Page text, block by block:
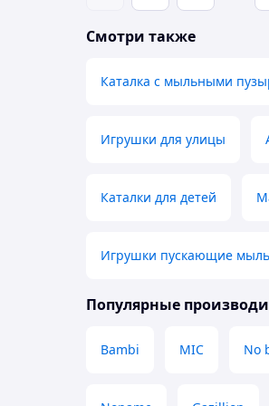
Смотри также
Каталка с мыльными
Игрушки для улицы
Каталки для детей
Игрушки пускающие
Популярные
Bambi MIC No